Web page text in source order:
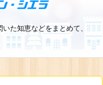

前へ

た知恵などをまとめて、